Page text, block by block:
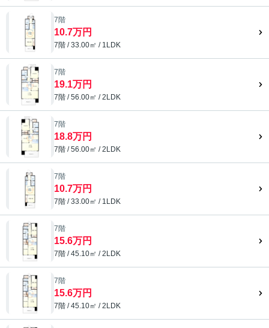
7階
10.7万円
7階 / 33.00㎡ / 1LDK
7階
19.1万円
7階 / 56.00㎡ / 2LDK
7階
18.8万円
7階 / 56.00㎡ / 2LDK
7階
10.7万円
7階 / 33.00㎡ / 1LDK
7階
15.6万円
7階 / 45.10㎡ / 2LDK
7階
15.6万円
7階 / 45.10㎡ / 2LDK